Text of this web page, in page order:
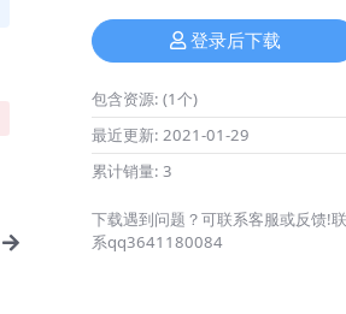
登录后下载
包含资源: (1个)
最近更新: 2021-01-29
累计销量: 3
下载遇到问题？可联系客服或反馈!联
系qq3641180084